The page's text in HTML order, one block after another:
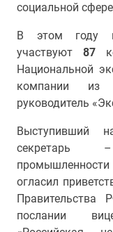
социальной
В этом году в
участвуют 87
Национальной
компании
из
руководитель
Выступивший
секретарь
огласил
Правительства
послании